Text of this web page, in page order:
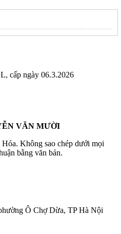
cấp ngày 06.3.2026
VĂN MƯỜI
Không sao chép dưới mọi
bằng văn bản.
Ô Chợ Dừa, TP Hà Nội